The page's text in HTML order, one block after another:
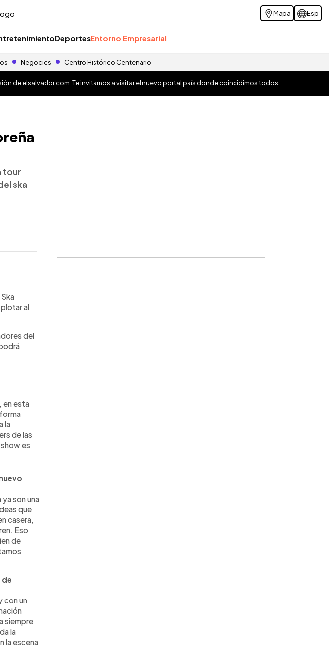
Mapa Esp
DeportesEntorno Empresarial
Negocios Centro Histórico Centenario
deelsalvador.com . Te invitamos a visitar el nuevo portal país donde coincidimos todos.
tour
ska
al
del
en esta
la
de las
es
son una
que
casera,
Eso
de
de
con un
siempre
la
la escena